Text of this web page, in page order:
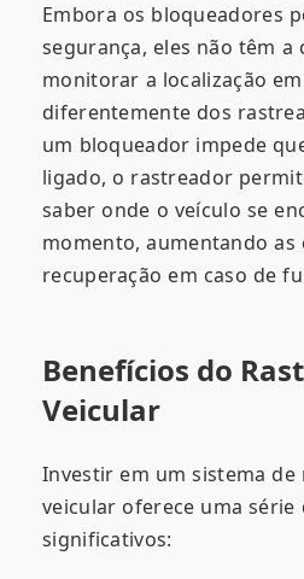
Embora os bloqueadores
segurança, eles não têm a
monitorar a localização
diferentemente dos
um bloqueador impede
ligado, o rastreador
saber onde o veículo se
momento, aumentando as
recuperação em caso de
Benefícios do
Veicular
Investir em um sistema de
veicular oferece uma série
significativos: